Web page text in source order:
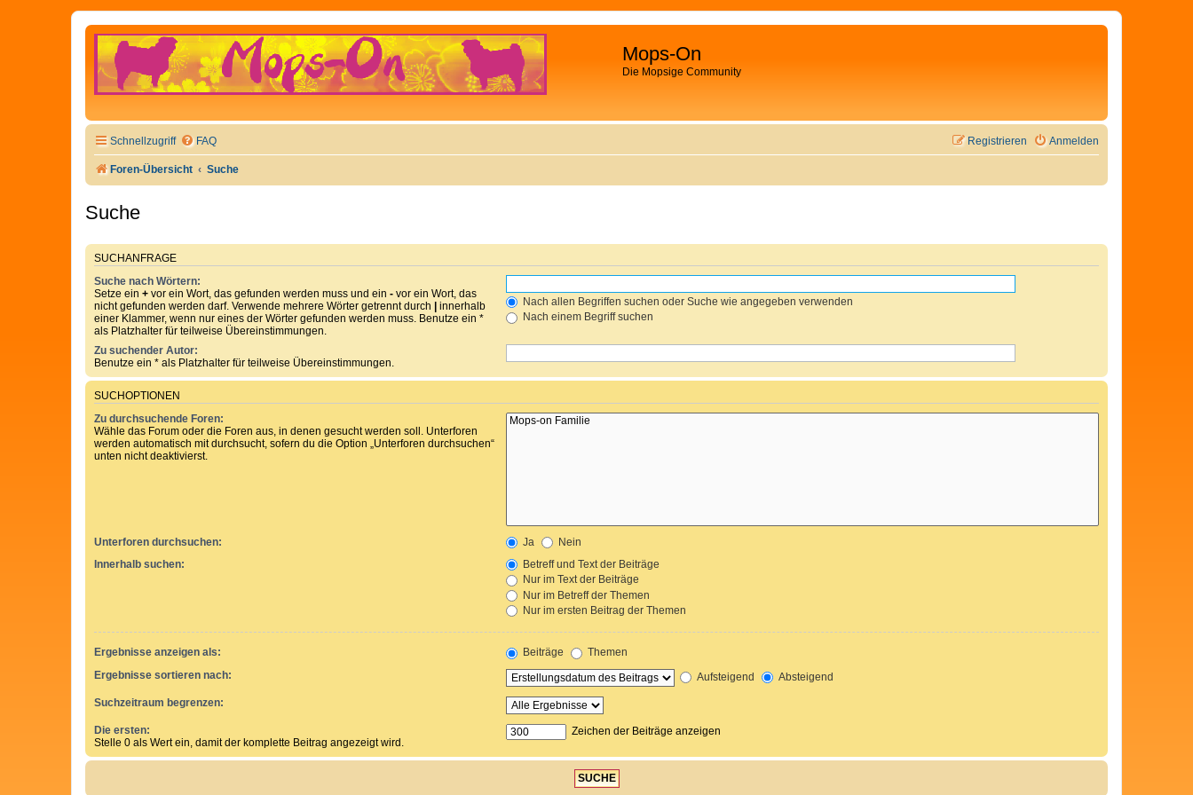
Mops-On
Die Mopsige Community
Schnellzugriff FAQ Anmelden
Registrieren
Foren-Übersicht Suche
Suche
SUCHANFRAGE
Suche nach Wörtern:
Setze ein + vor ein Wort, das gefunden werden muss und ein - vor ein Wort, das
nicht gefunden werden darf. Verwende mehrere Wörter getrennt durch
innerhalb
einer Klammer, wenn nur eines der Wörter gefunden werden muss. Benutze ein *
als Platzhalter für teilweise Übereinstimmungen.
Nach allen Begriffen suchen oder Suche wie angegeben verwenden
Nach einem Begriff suchen
Zu suchender Autor:
Benutze ein * als Platzhalter für teilweise Übereinstimmungen.
SUCHOPTIONEN
Zu durchsuchende Foren:
Wähle das Forum oder die Foren aus, in denen gesucht werden soll. Unterforen
werden automatisch mit durchsucht, sofern du die Option „Unterforen durchsuchen“
unten nicht deaktivierst.
Unterforen durchsuchen: Ja
Nein
Innerhalb suchen:
Betreff und Text der Beiträge
Nur im Text der Beiträge
Nur im Betreff der Themen
Nur im ersten Beitrag der Themen
Ergebnisse anzeigen als: Beiträge
Themen
Ergebnisse sortieren nach:
Aufsteigend Absteigend
Suchzeitraum begrenzen:
Die ersten:
Stelle 0 als Wert ein, damit der komplette Beitrag angezeigt wird.
Zeichen der Beiträge anzeigen